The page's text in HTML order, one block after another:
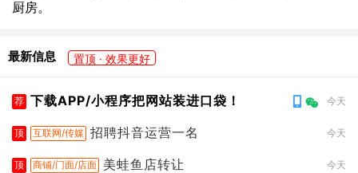
厨房。
最新信息 置顶 · 效果更好
荐 下载APP/小程序把网站装进口袋！ 今天
顶 互联网/传媒 招聘抖音运营一名 今天
顶 商铺/门面/店面 美蛙鱼店转让 今天